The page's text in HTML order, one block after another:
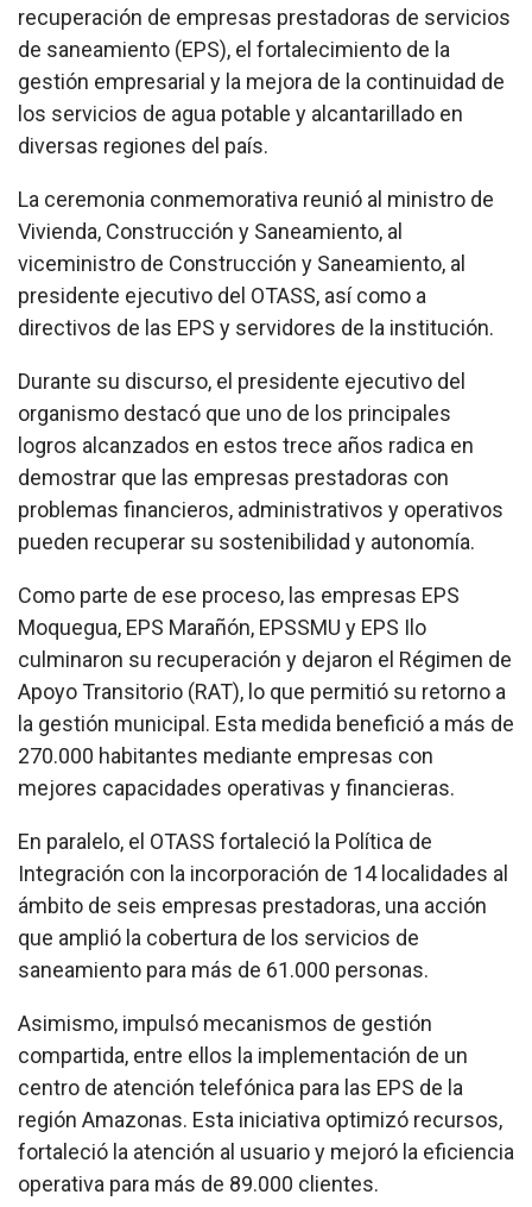
recuperación de empresas prestadoras de servicios
de saneamiento (EPS), el fortalecimiento de la
gestión empresarial y la mejora de la continuidad de
los servicios de agua potable y alcantarillado en
diversas regiones del país.
La ceremonia conmemorativa reunió al ministro de
Vivienda, Construcción y Saneamiento, al
viceministro de Construcción y Saneamiento, al
presidente ejecutivo del OTASS, así como a
directivos de las EPS y servidores de la institución.
Durante su discurso, el presidente ejecutivo del
organismo destacó que uno de los principales
logros alcanzados en estos trece años radica en
demostrar que las empresas prestadoras con
problemas financieros, administrativos y operativos
pueden recuperar su sostenibilidad y autonomía.
Como parte de ese proceso, las empresas EPS
Moquegua, EPS Marañón, EPSSMU y EPS Ilo
culminaron su recuperación y dejaron el Régimen de
Apoyo Transitorio (RAT), lo que permitió su retorno a
la gestión municipal. Esta medida benefició a más de
270.000 habitantes mediante empresas con
mejores capacidades operativas y financieras.
En paralelo, el OTASS fortaleció la Política de
Integración con la incorporación de 14 localidades al
ámbito de seis empresas prestadoras, una acción
que amplió la cobertura de los servicios de
saneamiento para más de 61.000 personas.
Asimismo, impulsó mecanismos de gestión
compartida, entre ellos la implementación de un
centro de atención telefónica para las EPS de la
región Amazonas. Esta iniciativa optimizó recursos,
fortaleció la atención al usuario y mejoró la eficiencia
operativa para más de 89.000 clientes.